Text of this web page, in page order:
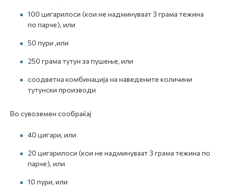
100 цигарилоси (кои не надминуваат 3 грама тежина
по парче), или
50 пури ,или
250 грама тутун за пушење, или
соодветна комбинација на наведените количини
тутунски производи
Во сувоземен сообраќај
40 цигари, или
20 цигарилоси (кои не надминуваат 3 грама тежина по
парче), или
10 пури, или